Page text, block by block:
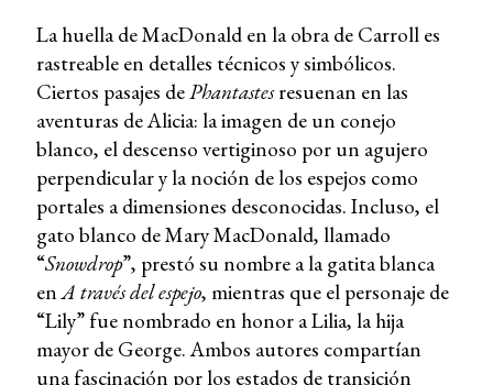
La huella de MacDonald en la obra de Carroll es
rastreable en detalles técnicos y simbólicos.
Ciertos pasajes dePhantastesresuenan en las
aventuras de Alicia: la imagen de un conejo
blanco, el descenso vertiginoso por un agujero
perpendicular y la noción de los espejos como
portales a dimensiones desconocidas. Incluso, el
gato blanco de Mary MacDonald, llamado
“Snowdrop”, prestó su nombre a la gatita blanca
enA través del espejo, mientras que el personaje de
“Lily” fue nombrado en honor a Lilia, la hija
mayor de George. Ambos autores compartían
una fascinación por los estados de transición